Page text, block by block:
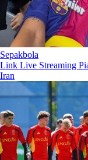
Sepakbola
Link Live Streaming
Iran